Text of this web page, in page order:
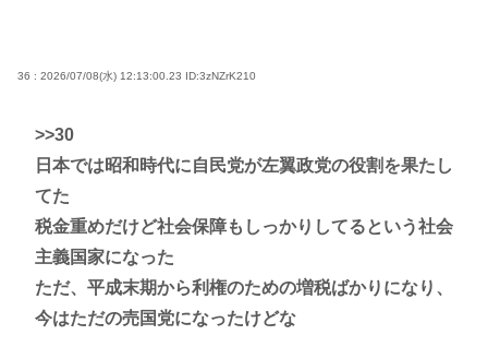
36 : 2026/07/08(水) 12:13:00.23 ID:3zNZrK210
>>30
日本では昭和時代に自民党が左翼政党の役割を果たし
てた
税金重めだけど社会保障もしっかりしてるという社会
主義国家になった
ただ、平成末期から利権のための増税ばかりになり、
今はただの売国党になったけどな